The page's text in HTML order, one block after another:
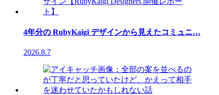
4年分の RubyKaigi デザインから見えたコミュニ…
2026.8.7